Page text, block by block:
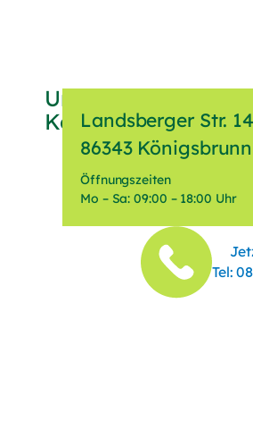
Unser Gartencenter
Königsbrunn
Landsberger Str.
86343 Königsbrunn
Öffnungszeiten
Mo – Sa:09:00 – 18:00 Uhr
Tel: